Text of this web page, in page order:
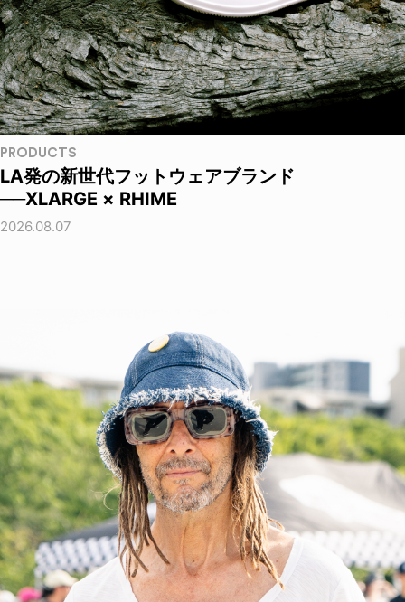
PRODUCTS
LA発の新世代フットウェアブランド
──XLARGE × RHIME
2026.08.07